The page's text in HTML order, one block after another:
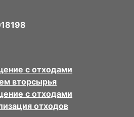
с отходами
вторсырья
с отходами
отходов